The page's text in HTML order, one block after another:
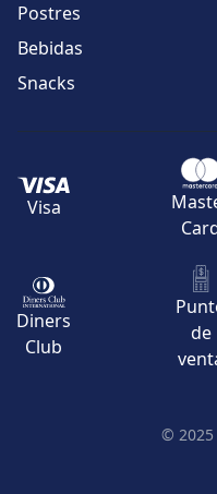
Postres
Bebidas
Snacks
Visa
Diners
Club
de
© 2025